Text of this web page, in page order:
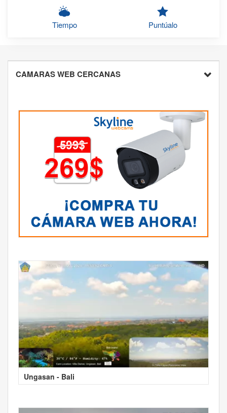
Tiempo Puntúalo
CAMARAS WEB CERCANAS
Ungasan - Bali